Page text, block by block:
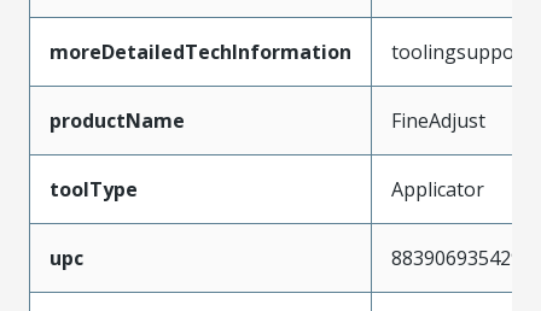
moreDetailedTechInformation
productName FineAdjust
toolType Applicator
upc 883906935429